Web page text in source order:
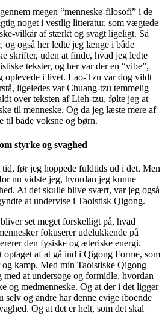
megen “menneske-filosofi” i de
noget i vestlig litteratur, som vægtede
vilkår af stærkt og svagt ligeligt. Så
og også her ledte jeg længe i både
skrifter, uden at finde, hvad jeg ledte
tekster, og her var der en “vibe”,
oplevede i livet. Lao-Tzu var dog vildt
ligeledes var Chuang-tzu temmelig
over teksten af Lieh-tzu, følte jeg at
til menneske. Og da jeg læste mere af
til både voksne og børn.
styrke og svaghed
før jeg hoppede fuldtids ud i det. Men
nu vidste jeg, hvordan jeg kunne
At det skulle blive svært, var jeg også
at undervise i Taoistisk Qigong.
set meget forskelligt på, hvad
fokuserer udelukkende på
den fysiske og æteriske energi.
optaget af at gå ind i Qigong Forme, som
kamp. Med min Taoistiske Qigong
at undersøge og formidle, hvordan
og medmenneske. Og at der i det ligger
selv og andre har denne evige iboende
Og at det er helt, som det skal